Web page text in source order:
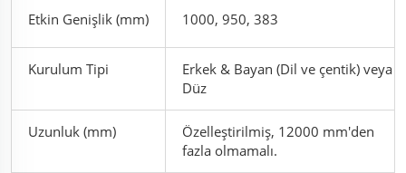
Etkin Genişlik (mm) 1000, 950, 383
Kurulum Tipi
Erkek & Bayan (Dil ve çentik) veya
Düz
Uzunluk (mm)
Özelleştirilmiş, 12000 mm'den
fazla olmamalı.